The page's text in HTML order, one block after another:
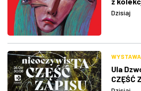
Dzisiaj
WYSTAWA
Ula
CZĘŚĆ